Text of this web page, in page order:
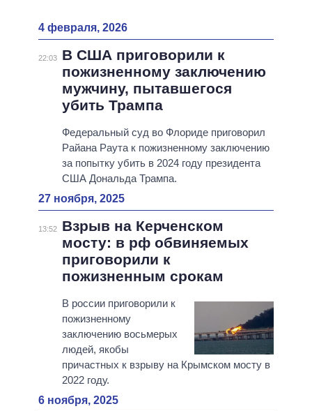
4 февраля, 2026
22:03
В США приговорили к
пожизненному заключению
мужчину, пытавшегося
убить Трампа
Федеральный суд во Флориде приговорил
Райана Раута к пожизненному заключению
за попытку убить в 2024 году президента
США Дональда Трампа.
27 ноября, 2025
13:52
Взрыв на Керченском
мосту: в рф обвиняемых
приговорили к
пожизненным срокам
В россии приговорили к
пожизненному
заключению восьмерых
людей, якобы
причастных к взрыву на Крымском мосту в
2022 году.
6 ноября, 2025